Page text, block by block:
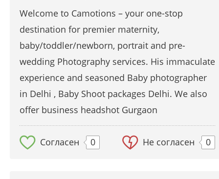
Welcome to Camotions – your one-stop
destination for premier maternity,
baby/toddler/newborn, portrait and pre-
wedding Photography services. His immaculate
experience and seasoned Baby photographer
in Delhi , Baby Shoot packages Delhi. We also
offer business headshot Gurgaon
Согласен 0 Не согласен 0